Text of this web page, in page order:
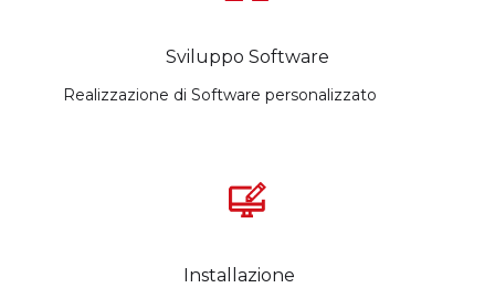
Sviluppo Software
Realizzazione di Software personalizzato
Installazione